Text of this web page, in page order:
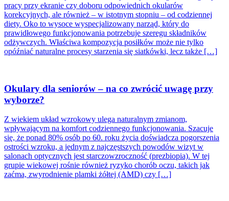
pracy przy ekranie czy doboru odpowiednich okularów
korekcyjnych, ale również – w istotnym stopniu – od codziennej
diety. Oko to wysoce wyspecjalizowany narząd, który do
prawidłowego funkcjonowania potrzebuje szeregu składników
odżywczych. Właściwa kompozycja posiłków może nie tylko
opóźniać naturalne procesy starzenia się siatkówki, lecz także […]
Okulary dla seniorów – na co zwrócić uwagę przy
wyborze?
Z wiekiem układ wzrokowy ulega naturalnym zmianom,
wpływającym na komfort codziennego funkcjonowania. Szacuje
się, że ponad 80% osób po 60. roku życia doświadcza pogorszenia
ostrości wzroku, a jednym z najczęstszych powodów wizyt w
salonach optycznych jest starczowzroczność (prezbiopia). W tej
grupie wiekowej rośnie również ryzyko chorób oczu, takich jak
zaćma, zwyrodnienie plamki żółtej (AMD) czy […]